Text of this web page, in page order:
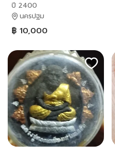
ปี 2400
นครปฐม
฿ 10,000